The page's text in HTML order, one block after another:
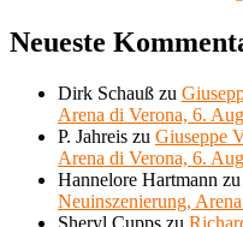
Neueste
Dirk Schauß zu
Arena di Verona, 6.
P. Jahreis zu Giuseppe
Arena di Verona, 6.
Hannelore Hartmann zu
Neuinszenierung,
Sheryl Cupps zu